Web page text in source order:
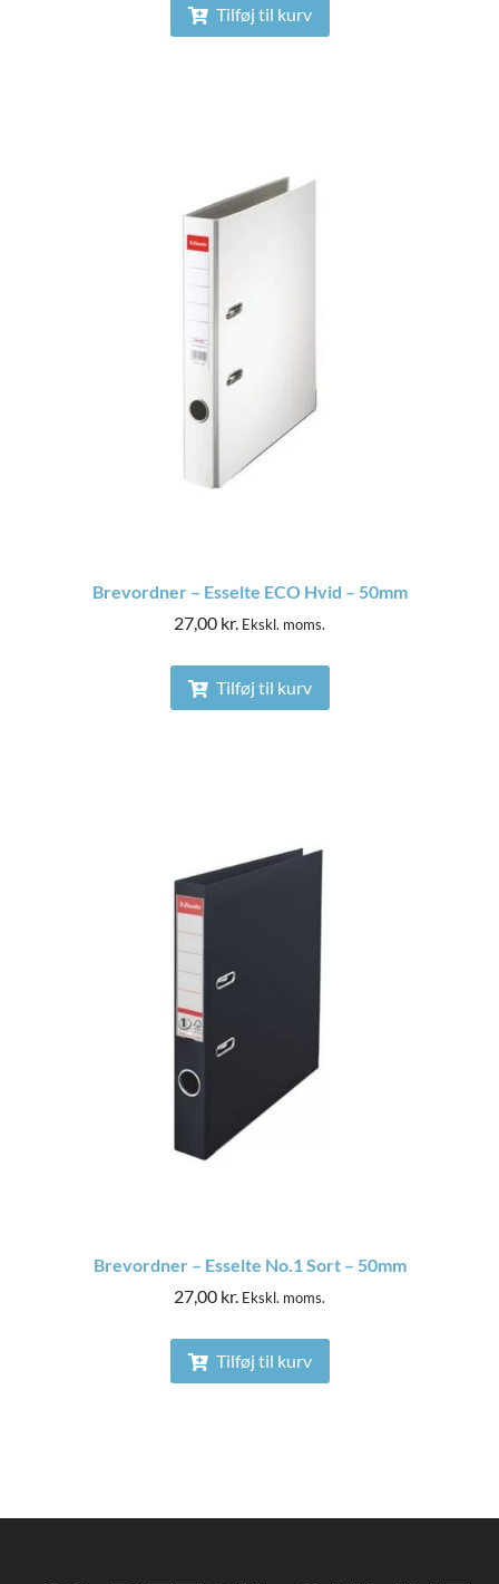
Tilføj til kurv
Brevordner – Esselte ECO Hvid – 50mm
27,00 kr. Ekskl. moms.
Tilføj til kurv
Brevordner – Esselte No.1 Sort – 50mm
27,00 kr. Ekskl. moms.
Tilføj til kurv